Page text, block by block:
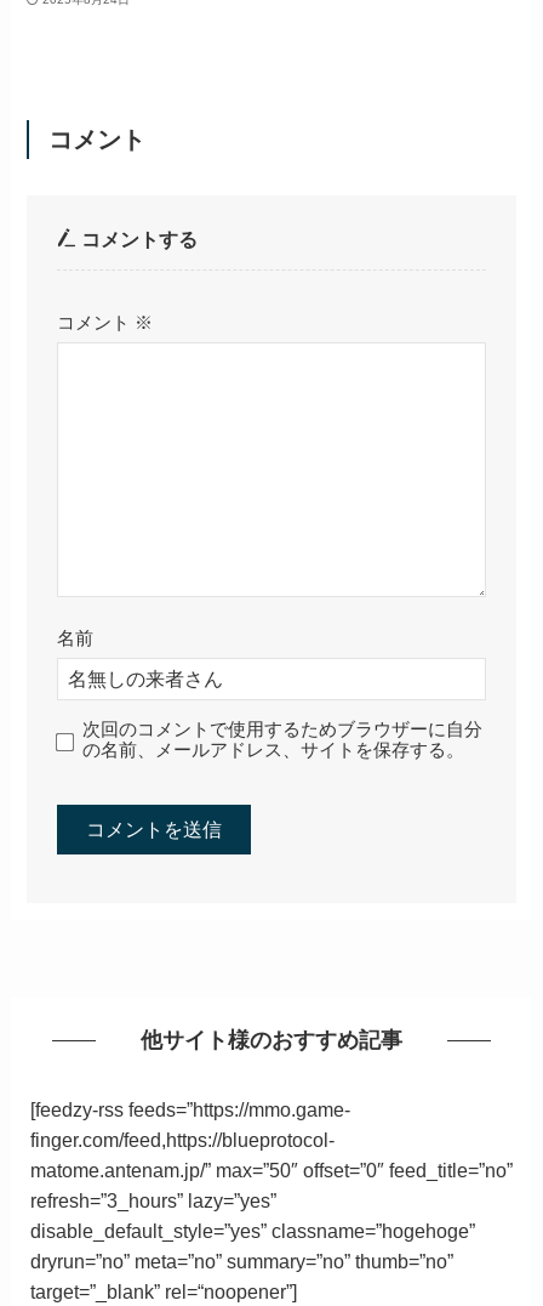
コメント
コメントする
コメント ※
名前
次回のコメントで使用するためブラウザーに自分
の名前、メールアドレス、サイトを保存する。
他サイト様のおすすめ記事
[feedzy-rss feeds=”https://mmo.game-
finger.com/feed,https://blueprotocol-
matome.antenam.jp/” max=”50″ offset=”0″ feed_title=”no”
refresh=”3_hours” lazy=”yes”
disable_default_style=”yes” classname=”hogehoge”
dryrun=”no” meta=”no” summary=”no” thumb=”no”
target=”_blank” rel=“noopener”]